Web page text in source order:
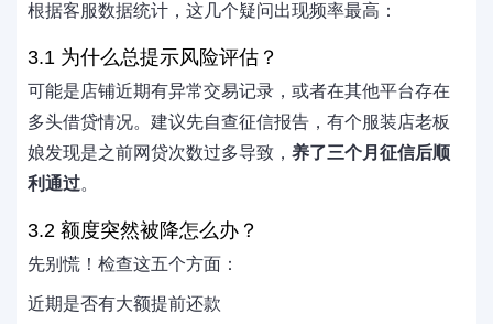
根据客服数据统计，这几个疑问出现频率最高：
3.1 为什么总提示风险评估？
可能是店铺近期有异常交易记录，或者在其他平台存在
多头借贷情况。建议先自查征信报告，有个服装店老板
娘发现是之前网贷次数过多导致， 养了三个月征信后顺
利通过。
3.2 额度突然被降怎么办？
先别慌！检查这五个方面：
近期是否有大额提前还款